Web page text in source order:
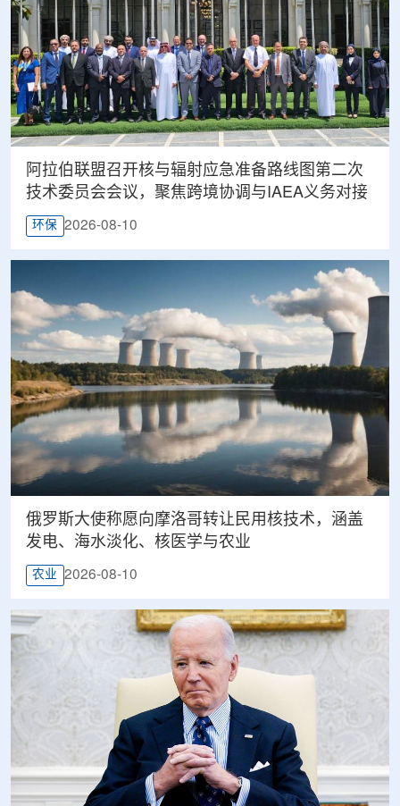
阿拉伯联盟召开核与辐射应急准备路线图第二次
技术委员会会议，聚焦跨境协调与IAEA义务对接
环保 2026-08-10
俄罗斯大使称愿向摩洛哥转让民用核技术，涵盖
发电、海水淡化、核医学与农业
农业 2026-08-10